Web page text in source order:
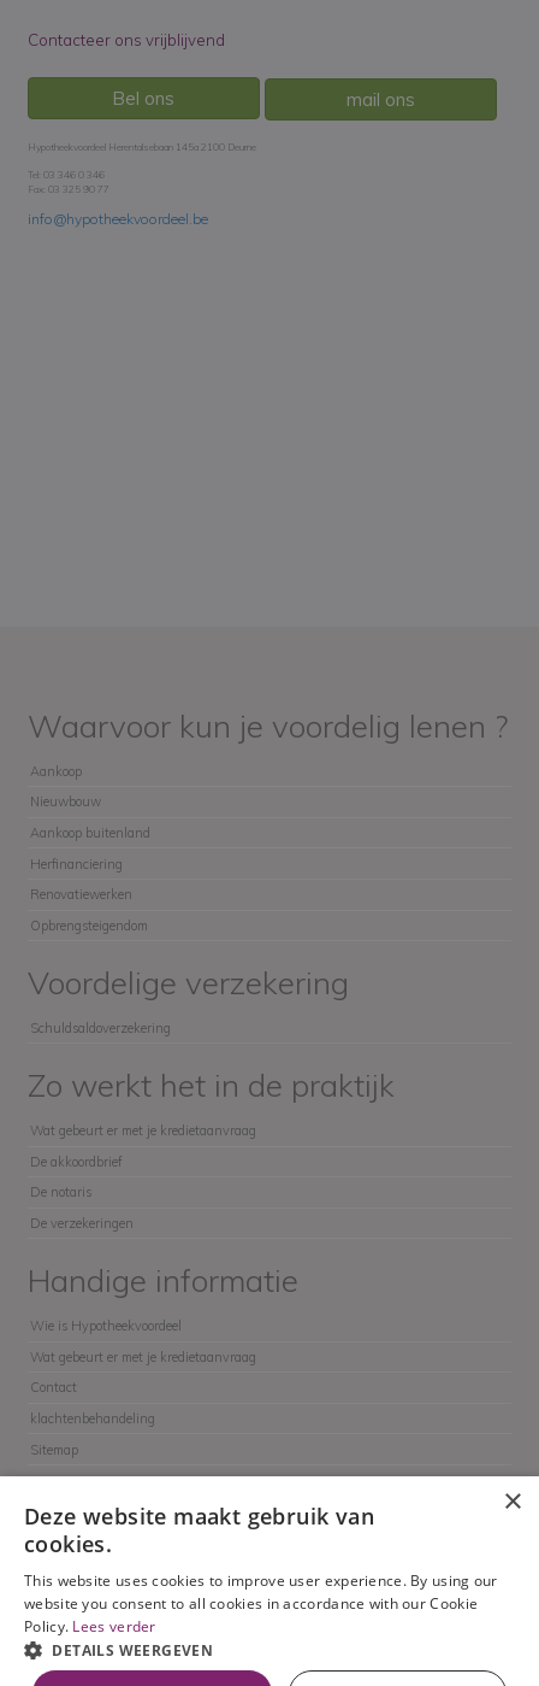
Contacteer ons vrijblijvend
Bel ons mail ons
Hypotheekvoordeel Herentalsebaan 145a 2100 Deurne
Tel: 03 346 0 346
Fax: 03 325 90 77
info@hypotheekvoordeel.be
Waarvoor kun je voordelig lenen ?
Aankoop
Nieuwbouw
Aankoop buitenland
Herfinanciering
Renovatiewerken
Opbrengsteigendom
Voordelige verzekering
Schuldsaldoverzekering
Zo werkt het in de praktijk
Wat gebeurt er met je kredietaanvraag
De akkoordbrief
De notaris
De verzekeringen
Handige informatie
Wie is Hypotheekvoordeel
Wat gebeurt er met je kredietaanvraag
Contact
klachtenbehandeling
Sitemap
Hypotheekvoordeel - Alle rechten voorbehouden
Contact Privacy en wetgeving
Klachtenbehandeling
×
Deze website maakt gebruik van
cookies.
This website uses cookies to improve user experience. By using our
website you consent to all cookies in accordance with our Cookie
Policy. Lees verder
DETAILS WEERGEVEN